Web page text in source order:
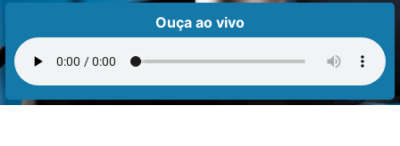
Ouça ao vivo